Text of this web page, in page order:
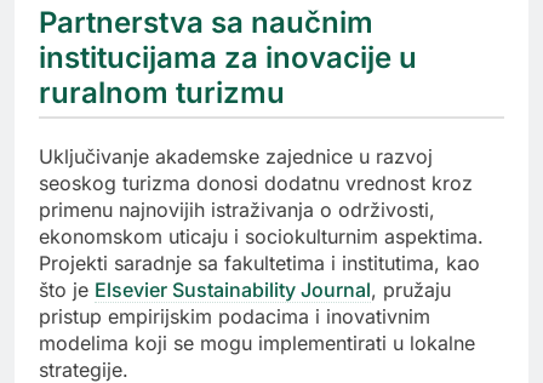
Partnerstva sa naučnim
institucijama za inovacije u
ruralnom turizmu
Uključivanje akademske zajednice u razvoj
seoskog turizma donosi dodatnu vrednost kroz
primenu najnovijih istraživanja o održivosti,
ekonomskom uticaju i sociokulturnim aspektima.
Projekti saradnje sa fakultetima i institutima, kao
što je Elsevier Sustainability Journal, pružaju
pristup empirijskim podacima i inovativnim
modelima koji se mogu implementirati u lokalne
strategije.